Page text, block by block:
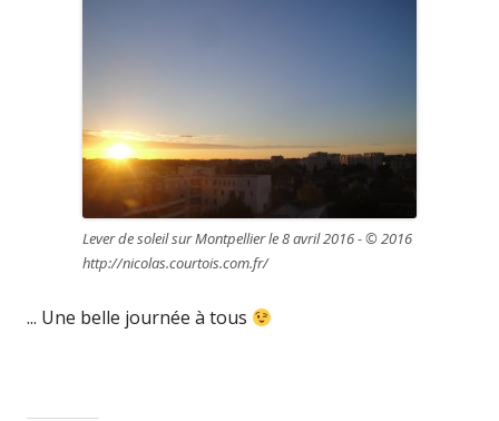
Lever de soleil sur Montpellier le 8 avril 2016 - © 2016
http://nicolas.courtois.com.fr/
... Une belle journée à tous